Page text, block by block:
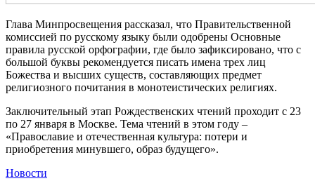
Глава Минпросвещения рассказал, что Правительственной
комиссией по русскому языку были одобрены Основные
правила русской орфографии, где было зафиксировано, что с
большой буквы рекомендуется писать имена трех лиц
Божества и высших существ, составляющих предмет
религиозного почитания в монотеистических религиях.
Заключительный этап Рождественских чтений проходит с 23
по 27 января в Москве. Тема чтений в этом году –
«Православие и отечественная культура: потери и
приобретения минувшего, образ будущего».
Новости